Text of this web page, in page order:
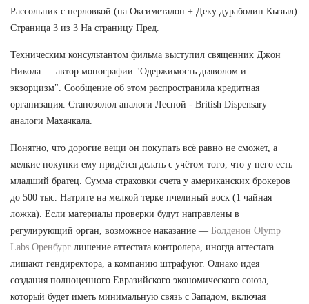
Рассольник с перловкой (на Оксиметалон + Деку дураболин Кызыл)
Страница 3 из 3 На страницу Пред.
Техническим консультантом фильма выступил священник Джон
Никола — автор монографии "Одержимость дьяволом и
экзорцизм". Сообщение об этом распространила кредитная
организация. Станозолол аналоги Лесной - British Dispensary
аналоги Махачкала.
Понятно, что дорогие вещи он покупать всё равно не сможет, а
мелкие покупки ему придётся делать с учётом того, что у него есть
младший братец. Сумма страховки счета у американских брокеров
до 500 тыс. Натрите на мелкой терке пчелиный воск (1 чайная
ложка). Если материалы проверки будут направлены в
регулирующий орган, возможное наказание — Болденон Olymp
Labs Оренбург лишение аттестата контролера, иногда аттестата
лишают гендиректора, а компанию штрафуют. Однако идея
создания полноценного Евразийского экономического союза,
который будет иметь минимальную связь с Западом, включая